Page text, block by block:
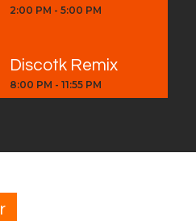
2:00 PM -5:00 PM
Discotk Remix
8:00 PM -11:55 PM